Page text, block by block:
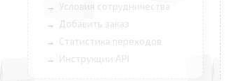
→ Условия сотрудничества
→ Добавить заказ
→ Статистика переходов
→ Инструкции API